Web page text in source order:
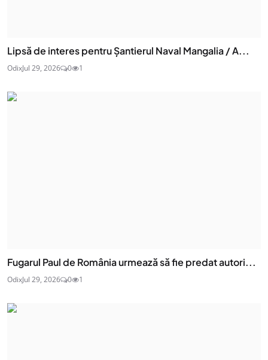
Lipsă de interes pentru Șantierul Naval Mangalia / A...
OdixJul 29, 2026 0 1
Fugarul Paul de România urmează să fie predat autori...
OdixJul 29, 2026 0 1